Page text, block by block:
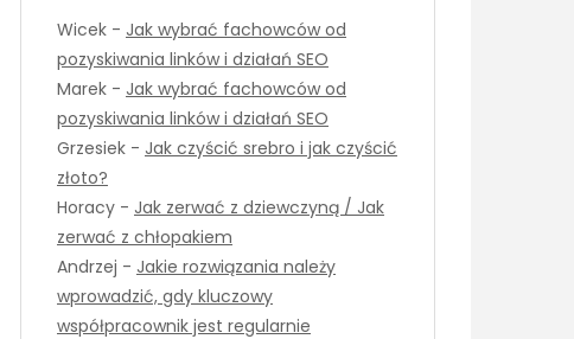
Wicek - Jak wybrać fachowców od
pozyskiwania linków i działań SEO
Marek - Jak wybrać fachowców od
pozyskiwania linków i działań SEO
Grzesiek - Jak czyścić srebro i jak czyścić
złoto?
Horacy - Jak zerwać z dziewczyną / Jak
zerwać z chłopakiem
Andrzej - Jakie rozwiązania należy
wprowadzić, gdy kluczowy
współpracownik jest regularnie